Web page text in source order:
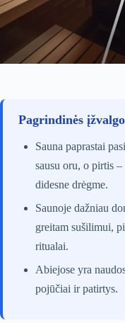
Pagrindinės
Sauna paprastai
sausu oru, o pirtis –
didesne drėgme.
Saunoje dažniau
greitam sušilimui,
ritualai.
Abiejose yra
pojūčiai ir patirtys.